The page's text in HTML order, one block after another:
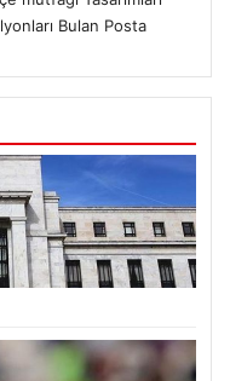
Bulan Posta